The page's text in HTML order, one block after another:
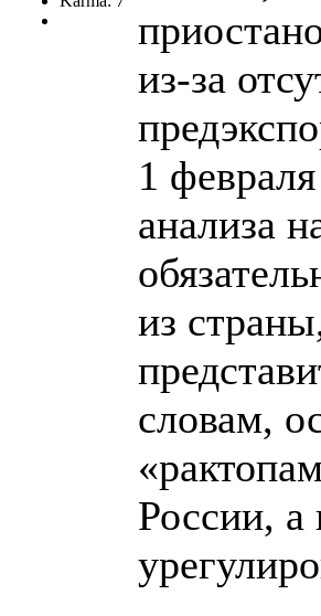
из-за
1
анализа
из
словам,
России,